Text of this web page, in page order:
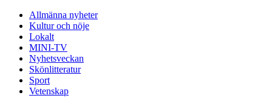
Allmänna nyheter
Kultur och nöje
Lokalt
MINI-TV
Nyhetsveckan
Skönlitteratur
Sport
Vetenskap